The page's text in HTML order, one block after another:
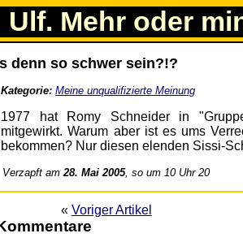
Ulf. Mehr oder
denn so schwer sein?!?
Kategorie: Meine unqualifizierte Meinung
1977 hat Romy Schneider in
mitgewirkt. Warum aber ist es ums
bekommen? Nur diesen elenden Sissi-
Verzapft am28. Mai 2005, so um 10 Uhr 20
« Voriger Artikel